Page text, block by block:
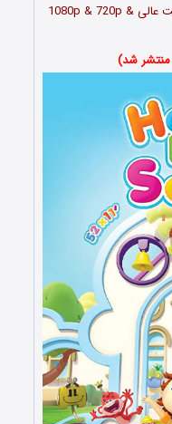
سریال مدرسه کوچک هلن ۲۰۱۷ با کیفیت عالی 1080p & 720p &
شد)